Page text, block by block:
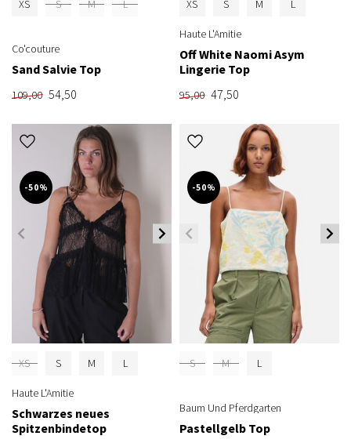
XS S M L
Co'couture
Sand Salvie Top
109,00 54,50
XS S M L
Haute L'Amitie
Off White Naomi Asym
Lingerie Top
95,00 47,50
-50%
XS S M L
Haute L'Amitie
Schwarzes neues
Spitzenbindetop
-50%
S M L
Baum Und Pferdgarten
Pastellgelb Top